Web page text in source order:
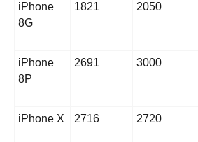
iPhone
8G
1821 2050
iPhone
8P
2691 3000
iPhone X 2716 2720